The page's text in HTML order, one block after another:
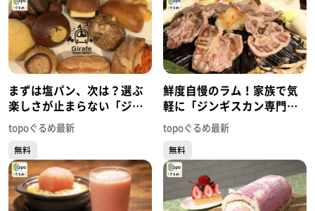
まずは塩パン、次は？選ぶ
楽しさが止まらない「ジラ
フ トレイン デポ」（太白区
富沢南）#446【topoぐる
め】
topoぐるめ最新
無料
鮮度自慢のラム！家族で気
軽に「ジンギスカン専門店
仙羊 西多賀店」（太白区西
多賀）#445【topoぐるめ】
topoぐるめ最新
無料